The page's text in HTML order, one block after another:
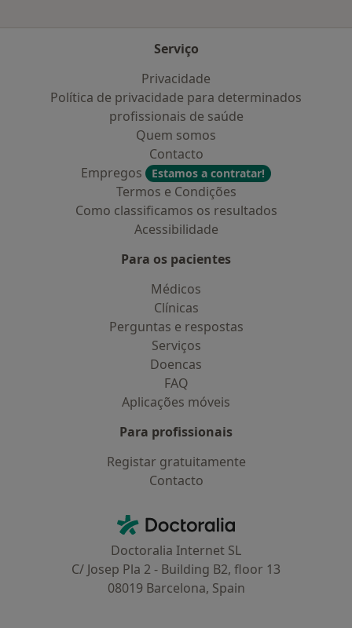
Serviço
Privacidade
Política de privacidade para determinados
profissionais de saúde
Quem somos
Contacto
Empregos
Estamos a contratar!
Termos e Condições
Como classificamos os resultados
Acessibilidade
Para os pacientes
Médicos
Clínicas
Perguntas e respostas
Serviços
Doencas
FAQ
Aplicações móveis
Para profissionais
Registar gratuitamente
Contacto
Doctoralia - Homepage
Doctoralia Internet SL
C/ Josep Pla 2 - Building B2, floor 13
08019 Barcelona, Spain